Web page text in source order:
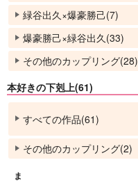
緑谷出久×爆豪勝己(7)
爆豪勝己×緑谷出久(33)
その他のカップリング(28)
本好きの下剋上(61)
すべての作品(61)
その他のカップリング(2)
ま